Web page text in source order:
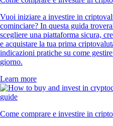
Vuoi iniziare a investire in
cominciare? In questa guida
scegliere una piattaforma sicura,
e acquistare la tua prima
indicazioni pratiche su come
giorno.
Learn more
Come comprare e investire in